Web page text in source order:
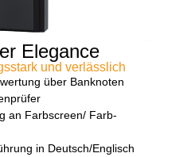
Elegance
und verlässlich
über Banknoten
an Farbscreen/ Farb-
in Deutsch/Englisch